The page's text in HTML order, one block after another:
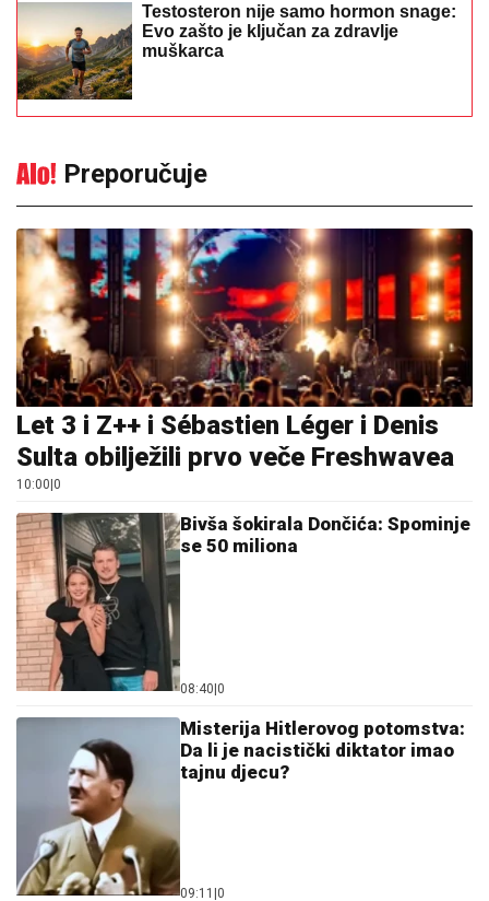
Testosteron nije samo hormon snage:
Evo zašto je ključan za zdravlje
muškarca
Preporučuje
Let 3 i Z++ i Sébastien Léger i Denis
Sulta obilježili prvo veče Freshwavea
10:00 0
Bivša šokirala Dončića: Spominje
se 50 miliona
08:40 0
Misterija Hitlerovog potomstva:
Da li je nacistički diktator imao
tajnu djecu?
09:11 0